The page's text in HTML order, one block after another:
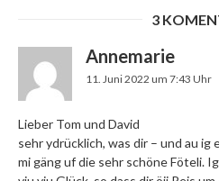
3
Annemarie
11. Juni 2022 um 7:43 Uhr
Lieber Tom und David
sehr ydrücklich, was dir – und au
mi gäng uf die sehr schöne Föteli.